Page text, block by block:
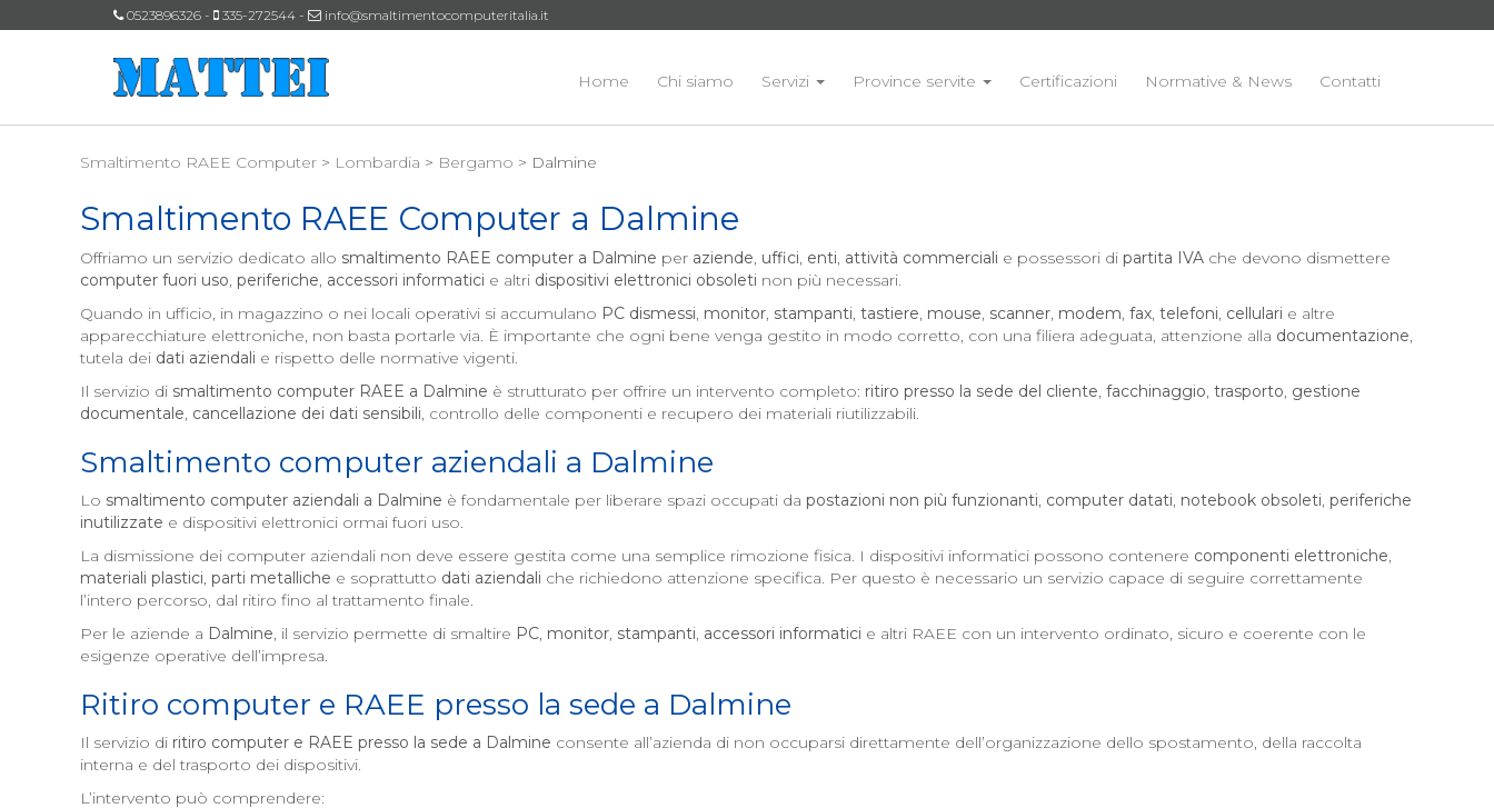
0523896326 - 335-272544 - info@smaltimentocomputeritalia.it
Home Chi siamo Servizi Province servite Certificazioni Normative & News Contatti
Smaltimento RAEE Computer > Lombardia > Bergamo > Dalmine
Smaltimento RAEE Computer a Dalmine
Offriamo un servizio dedicato allo smaltimento RAEE computer a Dalmine per aziende, uffici, enti, attività commerciali e possessori di partita IVA che devono dismettere
computer fuori uso, periferiche, accessori informatici e altri dispositivi elettronici obsoleti non più necessari.
Quando in ufficio, in magazzino o nei locali operativi si accumulano PC dismessi, monitor, stampanti, tastiere, mouse, scanner, modem, fax, telefoni, cellulari e altre
apparecchiature elettroniche, non basta portarle via. È importante che ogni bene venga gestito in modo corretto, con una filiera adeguata, attenzione alla documentazione,
tutela dei dati aziendali e rispetto delle normative vigenti.
Il servizio di smaltimento computer RAEE a Dalmine è strutturato per offrire un intervento completo: ritiro presso la sede del cliente, facchinaggio, trasporto, gestione
documentale, cancellazione dei dati sensibili, controllo delle componenti e recupero dei materiali riutilizzabili.
Smaltimento computer aziendali a Dalmine
Lo smaltimento computer aziendali a Dalmine è fondamentale per liberare spazi occupati da postazioni non più funzionanti, computer datati, notebook obsoleti, periferiche
inutilizzate e dispositivi elettronici ormai fuori uso.
La dismissione dei computer aziendali non deve essere gestita come una semplice rimozione fisica. I dispositivi informatici possono contenere componenti elettroniche,
materiali plastici, parti metalliche e soprattutto dati aziendali che richiedono attenzione specifica. Per questo è necessario un servizio capace di seguire correttamente
l’intero percorso, dal ritiro fino al trattamento finale.
Per le aziende a Dalmine, il servizio permette di smaltire PC, monitor, stampanti, accessori informatici e altri RAEE con un intervento ordinato, sicuro e coerente con le
esigenze operative dell’impresa.
Ritiro computer e RAEE presso la sede a Dalmine
Il servizio di ritiro computer e RAEE presso la sede a Dalmine consente all’azienda di non occuparsi direttamente dell’organizzazione dello spostamento, della raccolta
interna e del trasporto dei dispositivi.
L’intervento può comprendere: